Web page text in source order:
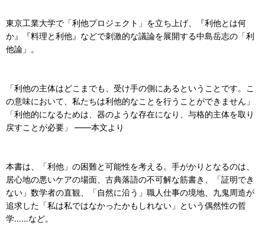
東京工業大学で「利他プロジェクト」を立ち上げ、『利他とは何
か』『料理と利他』などで刺激的な議論を展開する中島岳志の「利
他論」。
「利他の主体はどこまでも、受け手の側にあるということです。こ
の意味において、私たちは利他的なことを行うことができません」
「利他的になるためは、器のような存在になり、与格的主体を取り
戻すことが必要」 ——本文より
本書は、「利他」の困難と可能性を考える。手がかりとなるのは、
居心地の悪いケアの場面、古典落語の不可解な筋書き、「証明でき
ない」数学者の直観、「自然に沿う」職人仕事の境地、九鬼周造が
追求した「私は私ではなかったかもしれない」という偶然性の哲
学……など。